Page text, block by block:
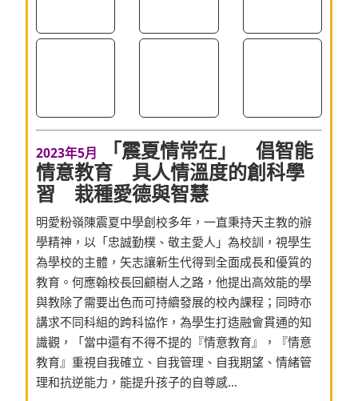
2023年5月
「震夏情常在」 倡智能
情意教育 具人情溫度的創科學
習 栽種愛德與智慧
明愛粉嶺陳震夏中學創校多年，一直秉持天主教的辦
學精神，以「忠誠勤樸、敬主愛人」為校訓，視學生
為學校的主體，矢志讓新生代得到全面成長和優質的
教育。何應翰校長回顧樹人之路，他提出高效能的學
與教除了需要出色而可持續發展的校內課程；同時亦
講求不同科組的跨科協作，為學生打造融會貫通的知
識觀，「當中還有不得不提的『情意教育』，『情意
教育』重視自我確立、自我管理、自我期望、情緒管
理和抗逆能力，能提升孩子的自尊感...